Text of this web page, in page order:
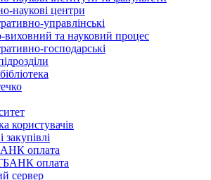
наукові центри
управлінські
виховний та науковий процес
господарські
користувачів
оплата
оплата
сервер